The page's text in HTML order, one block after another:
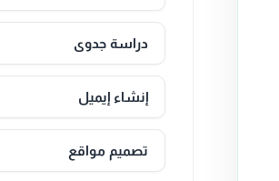
دراسة جدوى
إنشاء إيميل
تصميم مواقع